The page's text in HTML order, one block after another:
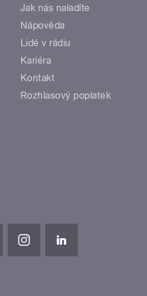
Jak nás naladíte
Nápověda
Lidé v rádiu
Kariéra
Kontakt
Rozhlasový poplatek